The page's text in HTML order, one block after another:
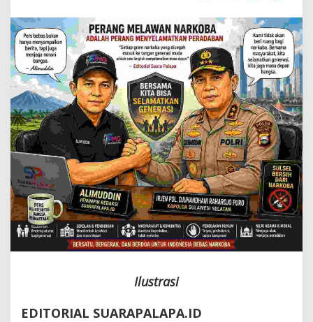
Ilustrasi
EDITORIAL SUARAPALAPA.ID